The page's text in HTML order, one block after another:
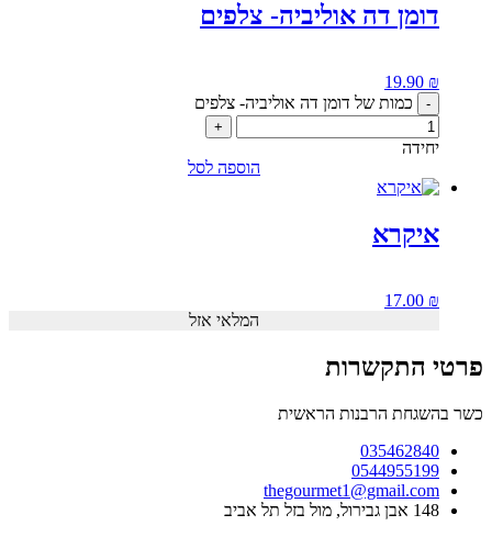
דומן דה אוליביה- צלפים
19.90 ₪
- כמות של דומן דה אוליביה- צלפים
+
יחידה
הוספה לסל
איקרא
17.00 ₪
המלאי אזל
פרטי התקשרות
כשר בהשגחת הרבנות הראשית
035462840
0544955199
thegourmet1@gmail.com
148 אבן גבירול, מול בזל תל אביב